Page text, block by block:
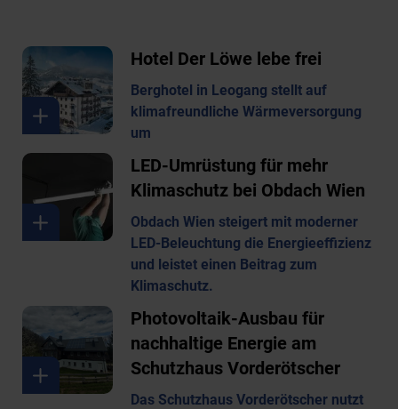
Hotel Der Löwe lebe frei
Berghotel in Leogang stellt auf
klimafreundliche Wärmeversorgung
um
LED-Umrüstung für mehr
Klimaschutz bei Obdach Wien
Obdach Wien steigert mit moderner
LED-Beleuchtung die Energieeffizienz
und leistet einen Beitrag zum
Klimaschutz.
Photovoltaik-Ausbau für
nachhaltige Energie am
Schutzhaus Vorderötscher
Das Schutzhaus Vorderötscher nutzt